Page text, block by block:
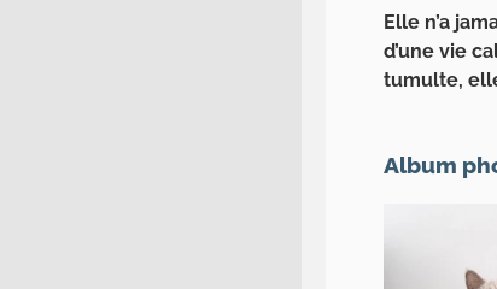
Elle n’a
d’une vie
tumulte,
Album